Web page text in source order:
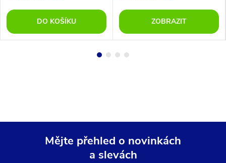
DO KOŠÍKU ZOBRAZIT
Mějte přehled o novinkách
a slevách